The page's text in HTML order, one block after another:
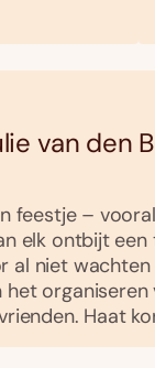
van den
feestje –
elk ontbijt
al niet
het organiseren
Haat